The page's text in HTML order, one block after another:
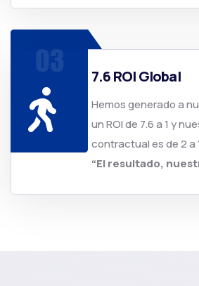
7.6 ROI Global
Hemos generado a
un ROI de 7.6 a 1 y
contractual es de 2 a
“El resultado,